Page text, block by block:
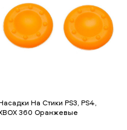
На Стики PS3, PS4,
360 Оранжевые